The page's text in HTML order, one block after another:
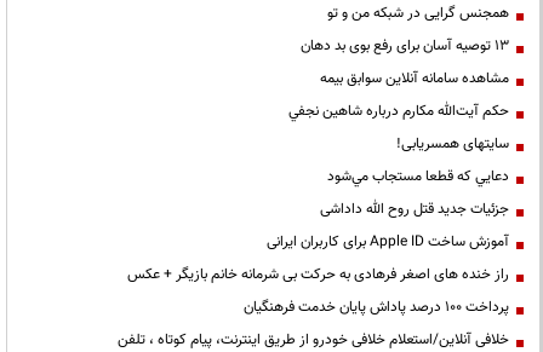
همجنس گرایی در شبکه من و تو
13 توصیه آسان برای رفع بوی بد دهان
مشاهده سامانه آنلاين سوابق بیمه
حكم آيت‌الله مكارم درباره شاهين نجفي
سایتهای همسریابی!
دعايي كه قطعا مستجاب مي‌شود
جزئیات جدید قتل روح الله داداشی
آموزش ساخت Apple ID برای کاربران ایرانی
راز خنده های اصغر فرهادی به حرکت بی شرمانه خانم بازیگر + عکس
پرداخت ۱۰۰ درصد پاداش پایان خدمت فرهنگیان
خلافی آنلاین/استعلام خلافی خودرو از طریق اینترنت، پیام کوتاه ، تلفن